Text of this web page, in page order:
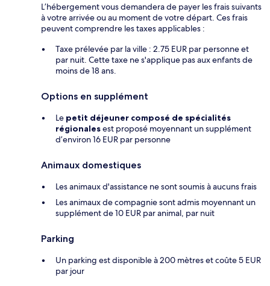
L’hébergement vous demandera de payer les frais suivants
à votre arrivée ou au moment de votre départ. Ces frais
peuvent comprendre les taxes applicables :
Taxe prélevée par la ville : 2.75 EUR par personne et
par nuit. Cette taxe ne s'applique pas aux enfants de
moins de 18 ans.
Options en supplément
Le petit déjeuner composé de spécialités
régionalesest proposé moyennant un supplément
d’environ 16 EUR par personne
Animaux domestiques
Les animaux d'assistance ne sont soumis à aucuns frais
Les animaux de compagnie sont admis moyennant un
supplément de 10 EUR par animal, par nuit
Parking
Un parking est disponible à 200 mètres et coûte 5 EUR
par jour